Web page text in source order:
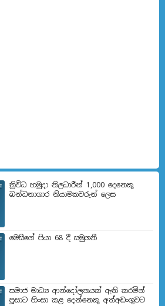
ත්‍රිවිධ හමුදා නිලධාරීන් 1,000 දෙනෙකු
බන්ධනාගාර නියාමකවරුන් ලෙස
මෙසීගේ පියා 68 දී සමුගනී
සමාජ මාධ්‍ය ආන්දෝලනයක් ඇති කරමින්
පූසාට හිංසා කළ දෙන්නෙකු අත්අඩංගුවට